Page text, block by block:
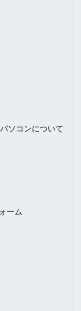
ソコンについて
ーム